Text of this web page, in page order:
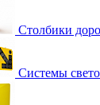
Столбики
Системы